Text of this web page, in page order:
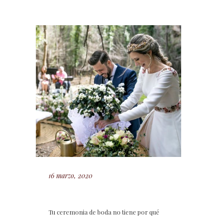
16 marzo, 2020
Tu ceremonia de boda no tiene por qué